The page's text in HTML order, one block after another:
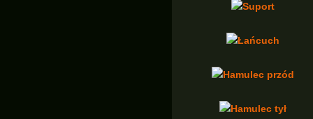
Suport
Łańcuch
Hamulec przód
Hamulec tył